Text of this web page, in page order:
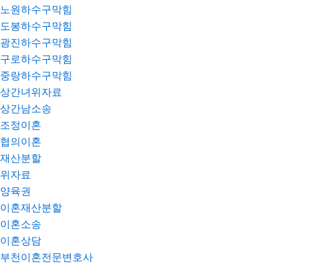
노원하수구막힘
도봉하수구막힘
광진하수구막힘
구로하수구막힘
중랑하수구막힘
상간녀위자료
상간남소송
조정이혼
협의이혼
재산분할
위자료
양육권
이혼재산분할
이혼소송
이혼상담
부천이혼전문변호사